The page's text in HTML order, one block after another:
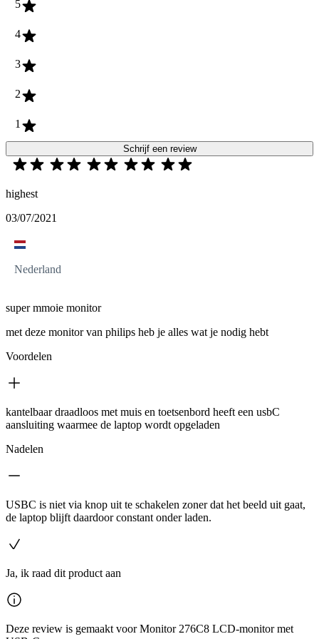
5
4
3
2
1
Schrijf een review
highest
03/07/2021
Nederland
super mmoie monitor
met deze monitor van philips heb je alles wat je nodig hebt
Voordelen
kantelbaar draadloos met muis en toetsenbord heeft een usbC
aansluiting waarmee de laptop wordt opgeladen
Nadelen
USBC is niet via knop uit te schakelen zoner dat het beeld uit gaat,
de laptop blijft daardoor constant onder laden.
Ja, ik raad dit product aan
Deze review is gemaakt voor Monitor 276C8 LCD-monitor met